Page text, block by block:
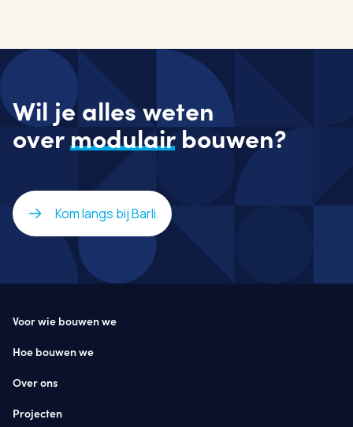
Wil je alles weten
overmodulairbouwen?
Kom langs bij Barli
Voor wie bouwen we
Hoe bouwen we
Over ons
Projecten